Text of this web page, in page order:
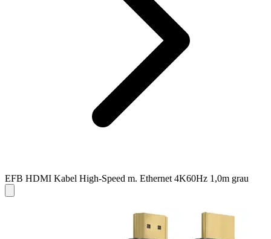
EFB HDMI Kabel High-Speed m. Ethernet 4K60Hz 1,0m grau